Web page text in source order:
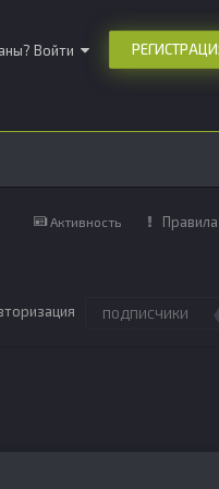
Войти
Активность
ПОДПИСЧИКИ